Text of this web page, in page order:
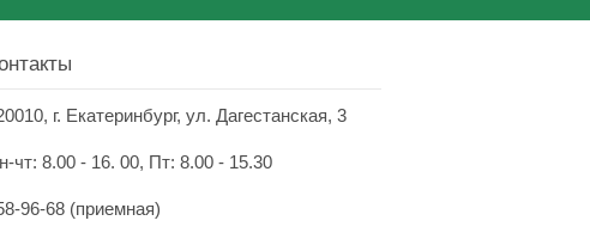
г. Екатеринбург, ул. Дагестанская, 3
чт: 8.00 - 16. 00, Пт: 8.00 - 15.30
96-68 (приемная)